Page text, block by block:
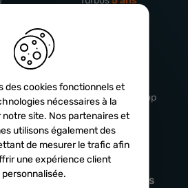
professionnel
De 8h à 17h Non-stop
Paiement en
fois
des cookies fonctionnels et
nécessaires à la
site. Nos partenaires et
utilisons également des
de mesurer le trafic afin
une expérience client
personnalisée.